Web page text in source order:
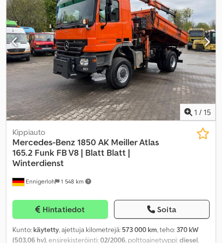
kuormatilan pituus:6 350 mm, lastitilan leveys:2 500 mm,
kuormatilan korkeus:700 mm, Valmistusvuosi:2013, Varusteet:
nosturi,
1 / 15
Ennigerloh 1 548 km
Kippiauto
Mercedes-Benz 1850 AK Meiller Atlas
165.2 Funk FB V8 | Blatt Blatt |
Winterdienst
Hintatiedot Soita
Kunto: käytetty, ajettuja kilometrejä: 573 000 km, teho: 370 kW
(503,06 hv), ensirekisteröinti:02/2006, polttoainetyyppi:diesel,